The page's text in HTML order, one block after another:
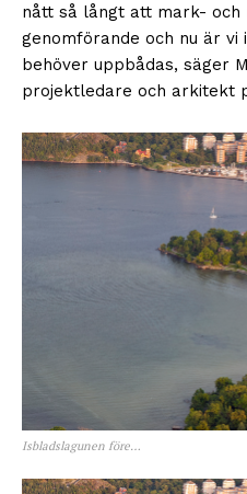
nått så långt att mark-
genomförande och nu är
behöver uppbådas, säger
projektledare och arkitekt
Isbladslagunen före…